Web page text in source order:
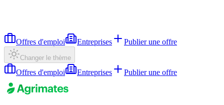
Offres d'emploi Entreprises Publier une offre
Changer le thème
Offres d'emploi Entreprises Publier une offre